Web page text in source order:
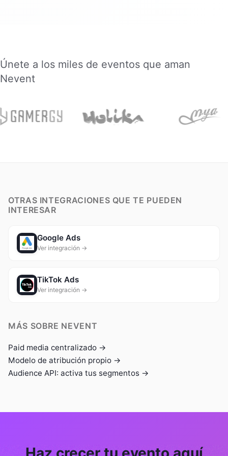
Únete a los miles de eventos que aman
Nevent
OTRAS INTEGRACIONES QUE TE PUEDEN
INTERESAR
Google Ads
Ver integración →
TikTok Ads
Ver integración →
MÁS SOBRE NEVENT
Paid media centralizado →
Modelo de atribución propio →
Audience API: activa tus segmentos →